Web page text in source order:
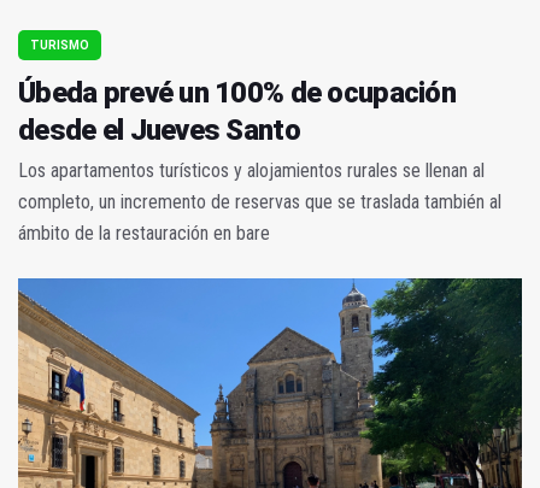
TURISMO
Úbeda prevé un 100% de ocupación
desde el Jueves Santo
Los apartamentos turísticos y alojamientos rurales se llenan al
completo, un incremento de reservas que se traslada también al
ámbito de la restauración en bare